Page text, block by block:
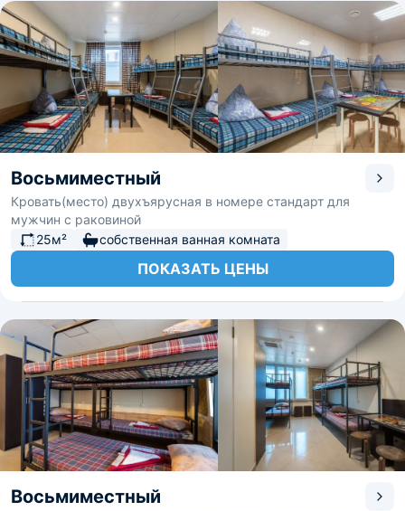
Восьмиместный
Кровать(место) двухъярусная в номере стандарт для
мужчин с раковиной
25м²
собственная ванная комната
ПОКАЗАТЬ ЦЕНЫ
Восьмиместный